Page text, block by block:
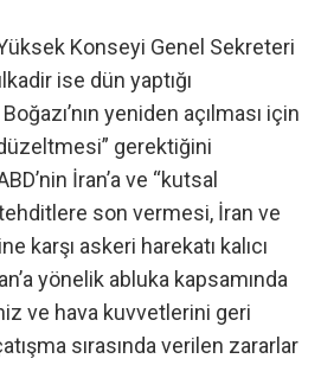
Konseyi Genel Sekreteri
ise dün yaptığı
yeniden açılması için
düzeltmesi” gerektiğini
İran’a ve “kutsal
son vermesi, İran ve
karşı askeri harekatı kalıcı
yönelik abluka kapsamında
ve hava kuvvetlerini geri
sırasında verilen zararlar